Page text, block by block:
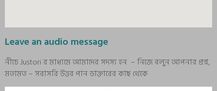
Leave an audio message
নীচে Justori র মাধ্যমে আমাদের সদস্য হন – নিজে বলুন আপনার প্রশ্ন,
মতামত – সরাসরি উত্তর পান ডাক্তারের কাছ থেকে